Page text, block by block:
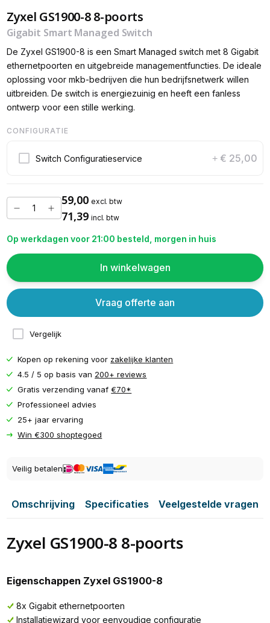
Zyxel GS1900-8 8-poorts
Gigabit Smart Managed Switch
De Zyxel GS1900-8 is een Smart Managed switch met 8 Gigabit
ethernetpoorten en uitgebreide managementfuncties. De ideale
oplossing voor mkb-bedrijven die hun bedrijfsnetwerk willen
uitbreiden. De switch is energiezuinig en heeft een fanless
ontwerp voor een stille werking.
CONFIGURATIE
Switch Configuratieservice + € 25,00
59,00 excl. btw
71,39 incl. btw
Op werkdagen voor 21:00 besteld, morgen in huis
In winkelwagen
Vergelijk
Vraag offerte aan
Kopen op rekening voor zakelijke klanten
4.5 / 5 op basis van 200+ reviews
Gratis verzending vanaf€70*
Professioneel advies
25+ jaar ervaring
Win €300 shoptegoed
Veilig betalen
Omschrijving Specificaties Veelgestelde vragen
Zyxel GS1900-8 8-poorts
Eigenschappen Zyxel GS1900-8
8x Gigabit ethernetpoorten
Installatiewizard voor eenvoudige configuratie